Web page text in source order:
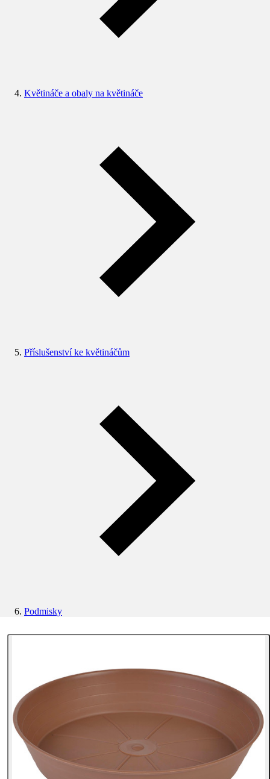
Květináče a obaly na květináče
Příslušenství ke květináčům
Podmisky